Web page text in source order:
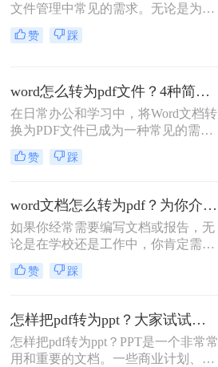
文件管理中常见的需求。无论是为了
方便查阅、节省存储空间，还是为了
保持文件的一致性，图片转PDF都是
转换为PDF的方法。
赞 踩
word怎么转为pdf文件？4种简单的转换方法分享~！
在日常办公和学习中，将Word文档转
换为PDF文件已成为一种常见的需
求。PDF文件具有跨平台兼容性强、
不易被修改等特点，因此非常适合用
怎么转为pdf文件呢？本文将介绍四种
将Word文档转换为PDF文件的方法，
帮助您轻松实现这一目标。
赞 踩
word文档怎么转为pdf？为你介绍三种常见的方法！
如果你经常需要编写文档或报告，无
论是在学校还是工作中，你肯定需要
用到Microsoft Word。不过，如果你想
共享文件或保护内容，PDF文件可能
怎么转为pdf，让你无后顾之忧。
赞 踩
怎样把pdf转为ppt？大家试试这方法【附视频教程】
怎样把pdf转为ppt？PPT是一个非常常
用和重要的文档。一些商业计划、计